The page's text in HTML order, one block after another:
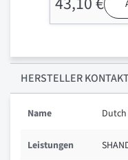
HERSTELLER
Name
Leistungen